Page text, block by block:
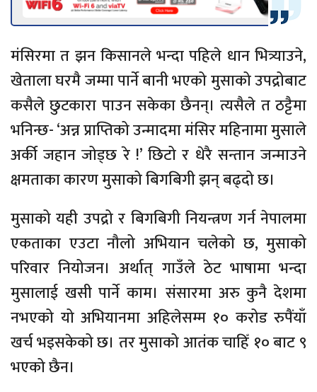
मंसिरमा त झन किसानले भन्दा पहिले धान भित्र्याउने,
खेताला घरमै जम्मा पार्ने बानी भएको मुसाको उपद्रोबाट
कसैले छुटकारा पाउन सकेका छैनन्। त्यसैले त ठट्टैमा
भनिन्छ- ‘अन्न प्राप्तिको उन्मादमा मंसिर महिनामा मुसाले
अर्की जहान जोड्छ रे !’ छिटो र धेरै सन्तान जन्माउने
क्षमताका कारण मुसाको बिगबिगी झन् बढ्दो छ।
मुसाको यही उपद्रो र बिगबिगी नियन्त्रण गर्न नेपालमा
एकताका एउटा नौलो अभियान चलेको छ, मुसाको
परिवार नियोजन। अर्थात् गाउँले ठेट भाषामा भन्दा
मुसालाई खसी पार्ने काम। संसारमा अरु कुनै देशमा
नभएको यो अभियानमा अहिलेसम्म १० करोड रुपैंयाँ
खर्च भइसकेको छ। तर मुसाको आतंक चाहिँ १० बाट ९
भएको छैन।